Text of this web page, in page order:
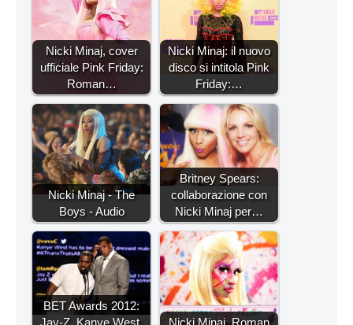
Nicki Minaj, cover
ufficiale Pink Friday:
Roman…
Nicki Minaj: il nuovo
disco si intitola Pink
Friday:…
Nicki Minaj - The
Boys - Audio
Britney Spears:
collaborazione con
Nicki Minaj per…
BET Awards 2012:
Jay-Z, Kanye West,
Nicki Minaj, Roman